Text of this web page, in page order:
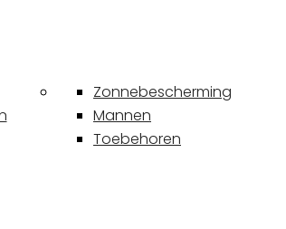
Zonnebescherming
Mannen
Toebehoren